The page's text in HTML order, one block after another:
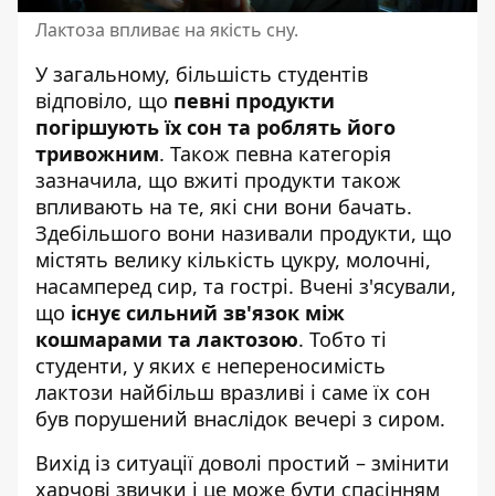
Лактоза впливає на якість сну.
У загальному, більшість студентів
відповіло, що певні продукти
погіршують їх сон та роблять його
тривожним. Також певна категорія
зазначила, що вжиті продукти також
впливають на те, які сни вони бачать.
Здебільшого вони називали продукти, що
містять велику кількість цукру, молочні,
насамперед сир, та гострі. Вчені з'ясували,
що існує сильний зв'язок між
кошмарами та лактозою. Тобто ті
студенти, у яких є непереносимість
лактози найбільш вразливі і саме їх сон
був порушений внаслідок вечері з сиром.
Вихід із ситуації доволі простий – змінити
харчові звички і це може бути спасінням